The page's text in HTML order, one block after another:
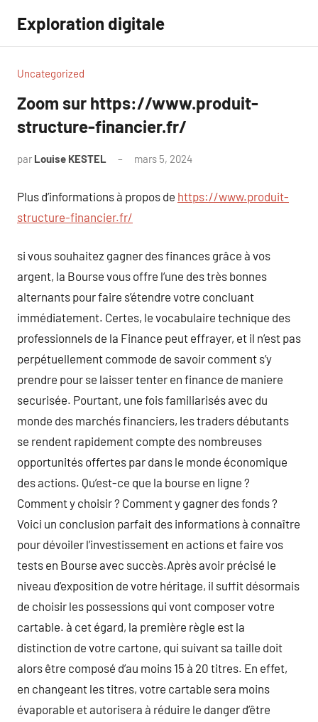
contenu
Exploration digitale
Uncategorized
Zoom sur https://www.produit-
structure-financier.fr/
par Louise KESTEL mars 5, 2024
Plus d’informations à propos de https://www.produit-
structure-financier.fr/
si vous souhaitez gagner des finances grâce à vos
argent, la Bourse vous offre l’une des très bonnes
alternants pour faire s’étendre votre concluant
immédiatement. Certes, le vocabulaire technique des
professionnels de la Finance peut effrayer, et il n’est pas
perpétuellement commode de savoir comment s’y
prendre pour se laisser tenter en finance de maniere
securisée. Pourtant, une fois familiarisés avec du
monde des marchés financiers, les traders débutants
se rendent rapidement compte des nombreuses
opportunités offertes par dans le monde économique
des actions. Qu’est-ce que la bourse en ligne ?
Comment y choisir ? Comment y gagner des fonds ?
Voici un conclusion parfait des informations à connaître
pour dévoiler l’investissement en actions et faire vos
tests en Bourse avec succès.Après avoir précisé le
niveau d’exposition de votre héritage, il suffit désormais
de choisir les possessions qui vont composer votre
cartable. à cet égard, la première règle est la
distinction de votre cartone, qui suivant sa taille doit
alors être composé d’au moins 15 à 20 titres. En effet,
en changeant les titres, votre cartable sera moins
évaporable et autorisera à réduire le danger d’être